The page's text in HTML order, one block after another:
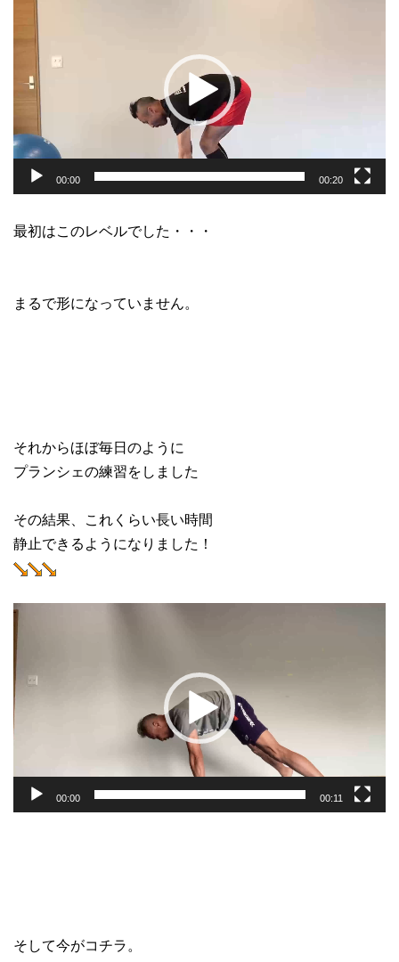
ー
ー
00:00 00:20
最初はこのレベルでした・・・
まるで形になっていません。
それからほぼ毎日のように
プランシェの練習をしました
その結果、これくらい長い時間
静止できるようになりました！
動
画
プ
レ
ー
ヤ
ー
00:00 00:11
そして今がコチラ。